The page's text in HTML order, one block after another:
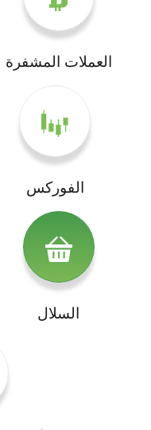
العملات المشفرة
الفوركس
السلال